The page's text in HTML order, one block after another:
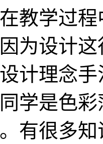
教学过
为设计
计理念
学是色
有很多